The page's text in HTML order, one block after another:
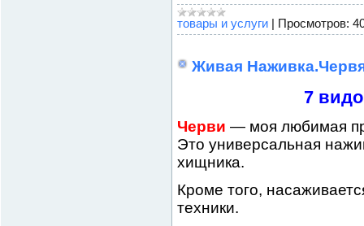
товары и услуги Просмотров:
Живая
7
Черви — моя любимая
Это универсальная
хищника.
Кроме того,
техники.